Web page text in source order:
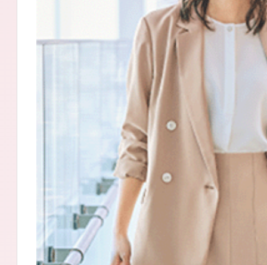
アテニア
ブランドサイ
アテニアの「